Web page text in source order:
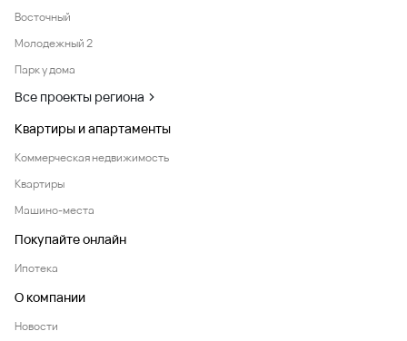
Восточный
Молодежный 2
Парк у дома
Все проекты региона
Квартиры и апартаменты
Коммерческая недвижимость
Квартиры
Машино-места
Покупайте онлайн
Ипотека
О компании
Новости